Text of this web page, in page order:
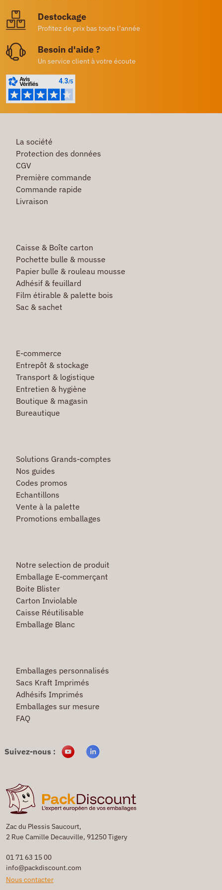
Destockage
Profitez de prix bas toute l’année
Besoin d'aide ?
Un service client à votre écoute
Zac du Plessis Saucourt,
2 Rue Camille Decauville, 91250 Tigery
01 71 63 15 00
info@packdiscount.com
Nous contacter
La société
Protection des données
CGV
Première commande
Commande rapide
Livraison
Caisse & Boîte carton
Pochette bulle & mousse
Papier bulle & rouleau mousse
Adhésif & feuillard
Film étirable & palette bois
Sac & sachet
E-commerce
Entrepôt & stockage
Transport & logistique
Entretien & hygiène
Boutique & magasin
Bureautique
Solutions Grands-comptes
Nos guides
Codes promos
Echantillons
Vente à la palette
Promotions emballages
Notre selection de produit
Emballage E-commerçant
Boite Blister
Carton Inviolable
Caisse Réutilisable
Emballage Blanc
Emballages personnalisés
Sacs Kraft Imprimés
Adhésifs Imprimés
Emballages sur mesure
FAQ
Suivez-nous :